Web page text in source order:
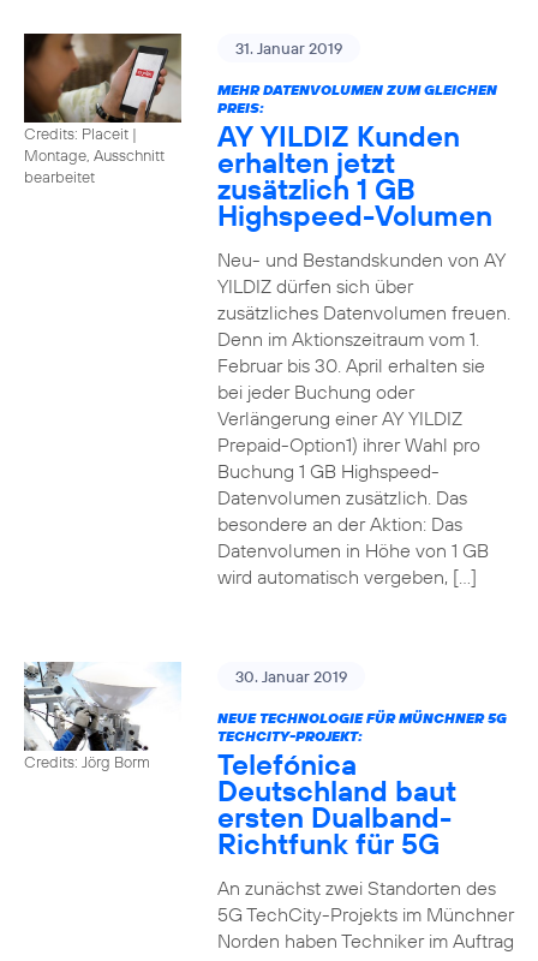
Credits: Placeit |
Montage, Ausschnitt
bearbeitet
31. Januar 2019
MEHR DATENVOLUMEN ZUM GLEICHEN
PREIS:
AY YILDIZ Kunden
erhalten jetzt
zusätzlich 1 GB
Highspeed-Volumen
Neu- und Bestandskunden von AY
YILDIZ dürfen sich über
zusätzliches Datenvolumen freuen.
Denn im Aktionszeitraum vom 1.
Februar bis 30. April erhalten sie
bei jeder Buchung oder
Verlängerung einer AY YILDIZ
Prepaid-Option1) ihrer Wahl pro
Buchung 1 GB Highspeed-
Datenvolumen zusätzlich. Das
besondere an der Aktion: Das
Datenvolumen in Höhe von 1 GB
wird automatisch vergeben, […]
Credits: Jörg Borm
30. Januar 2019
NEUE TECHNOLOGIE FÜR MÜNCHNER 5G
TECHCITY-PROJEKT:
Telefónica
Deutschland baut
ersten Dualband-
Richtfunk für 5G
An zunächst zwei Standorten des
5G TechCity-Projekts im Münchner
Norden haben Techniker im Auftrag